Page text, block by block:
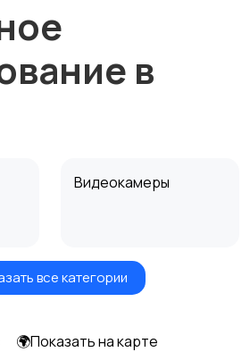
в
Видеокамеры
Объективы
все категории
🌍Показать на карте